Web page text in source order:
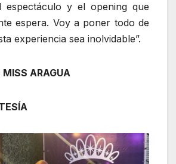
espectáculo y el opening que
espera. Voy a poner todo de
experiencia sea inolvidable”.
MISS ARAGUA